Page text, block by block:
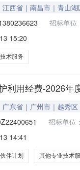
江西省｜南昌市｜青山湖
招标单位
15:20
术服务
利用经费-2026
广东省｜广州市｜越秀区
招标单位：
14:41
伴计划 其他专业技术